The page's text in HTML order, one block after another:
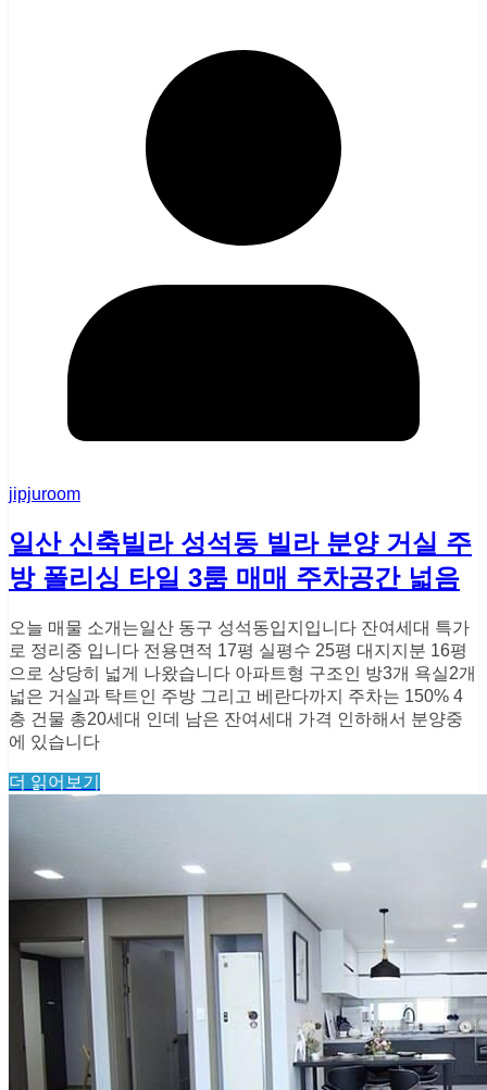
jipjuroom
일산 신축빌라 성석동 빌라 분양 거실 주
방 폴리싱 타일 3룸 매매 주차공간 넓음
​​오늘 매물 소개는​일산 동구 성석동입지입니다 잔여세대 특가
로 정리중 입니다 ​전용면적 17평 실평수 25평 ​대지지분 16평
으로 ​상당히 넓게 나왔습니다 ​아파트형 구조인 방3개 욕실2개
​넓은 거실과 탁트인 주방 그리고 ​베란다까지 주차는 150% 4
층 건물 총20세대 인데 ​남은 잔여세대 가격 인하해서 ​분양중
에 있습니다
더 읽어보기